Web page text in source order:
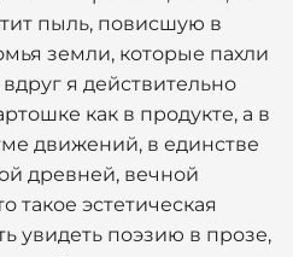
пыль, повисшую в
земли, которые пахли
я действительно
как в продукте, а в
движений, в единстве
древней, вечной
такое эстетическая
увидеть поэзию в прозе,